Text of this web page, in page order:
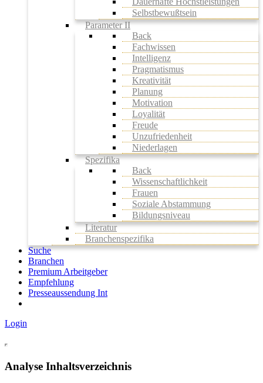
Selbstbewußtsein
Parameter II
Back
Fachwissen
Intelligenz
Pragmatismus
Kreativität
Planung
Motivation
Loyalität
Freude
Unzufriedenheit
Niederlagen
Spezifika
Back
Wissenschaftlichkeit
Frauen
Soziale Abstammung
Bildungsniveau
Literatur
Branchenspezifika
Suche
Branchen
Premium Arbeitgeber
Empfehlung
Presseaussendung Int
Login
Analyse Inhaltsverzeichnis